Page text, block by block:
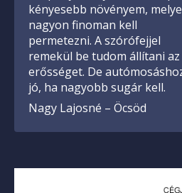
kényesebb növényem,
nagyon finoman kell
permetezni. A szórófejjel
remekül be tudom állítani az
erősséget. De
jó, ha nagyobb sugár kell.
Nagy Lajosné – Öcsöd